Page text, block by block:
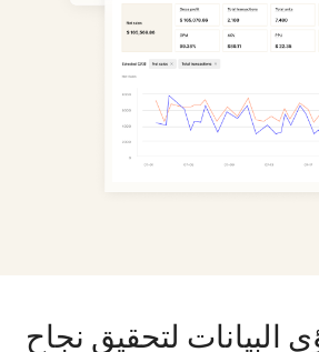
البيانات لتحقيق نجاح